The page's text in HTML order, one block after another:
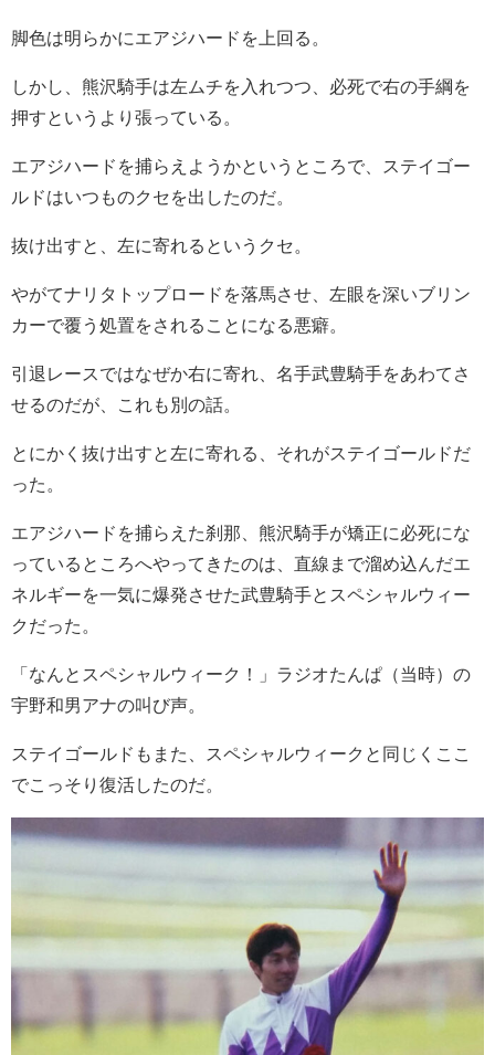
脚色は明らかにエアジハードを上回る。
しかし、熊沢騎手は左ムチを入れつつ、必死で右の手綱を
押すというより張っている。
エアジハードを捕らえようかというところで、ステイゴー
ルドはいつものクセを出したのだ。
抜け出すと、左に寄れるというクセ。
やがてナリタトップロードを落馬させ、左眼を深いブリン
カーで覆う処置をされることになる悪癖。
引退レースではなぜか右に寄れ、名手武豊騎手をあわてさ
せるのだが、これも別の話。
とにかく抜け出すと左に寄れる、それがステイゴールドだ
った。
エアジハードを捕らえた刹那、熊沢騎手が矯正に必死にな
っているところへやってきたのは、直線まで溜め込んだエ
ネルギーを一気に爆発させた武豊騎手とスペシャルウィー
クだった。
「なんとスペシャルウィーク！」ラジオたんぱ（当時）の
宇野和男アナの叫び声。
ステイゴールドもまた、スペシャルウィークと同じくここ
でこっそり復活したのだ。